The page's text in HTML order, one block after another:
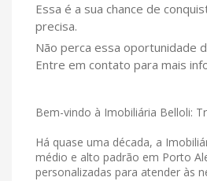
Essa é a sua chance de
precisa.
Não perca essa oportunidade
Entre em contato para mais
Bem-vindo à Imobiliária Belloli:
Há quase uma década, a
médio e alto padrão em Porto
personalizadas para atender às